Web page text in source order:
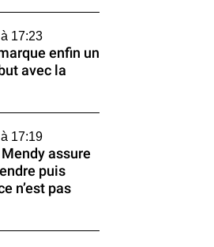
17:23
enfin un
avec la
17:19
assure
puis
n’est pas